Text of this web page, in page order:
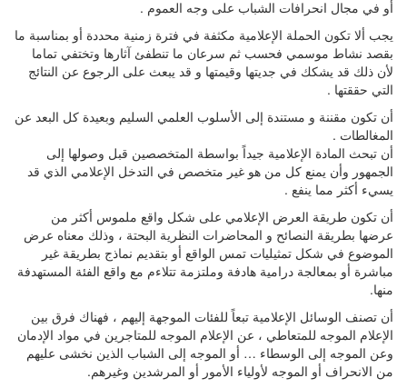
أو في مجال انحرافات الشباب على وجه العموم .
يجب ألا تكون الحملة الإعلامية مكثفة في فترة زمنية محددة أو بمناسبة ما
بقصد نشاط موسمي فحسب ثم سرعان ما تنطفئ آثارها وتختفي تماما
لأن ذلك قد يشكك في جديتها وقيمتها و قد يبعث على الرجوع عن النتائج
التي حققتها .
أن تكون مقننة و مستندة إلى الأسلوب العلمي السليم وبعيدة كل البعد عن
المغالطات .
أن تبحث المادة الإعلامية جيداً بواسطة المتخصصين قبل وصولها إلى
الجمهور وأن يمنع كل من هو غير متخصص في التدخل الإعلامي الذي قد
يسيء أكثر مما ينفع .
أن تكون طريقة العرض الإعلامي على شكل واقع ملموس أكثر من
عرضها بطريقة النصائح و المحاضرات النظرية البحتة ، وذلك معناه عرض
الموضوع في شكل تمثيليات تمس الواقع أو بتقديم نماذج بطريقة غير
مباشرة أو بمعالجة درامية هادفة وملتزمة تتلاءم مع واقع الفئة المستهدفة
منها.
أن تصنف الوسائل الإعلامية تبعاً للفئات الموجهة إليهم ، فهناك فرق بين
الإعلام الموجه للمتعاطي ، عن الإعلام الموجه للمتاجرين في مواد الإدمان
وعن الموجه إلى الوسطاء … أو الموجه إلى الشباب الذين نخشى عليهم
من الانحراف أو الموجه لأولياء الأمور أو المرشدين وغيرهم.